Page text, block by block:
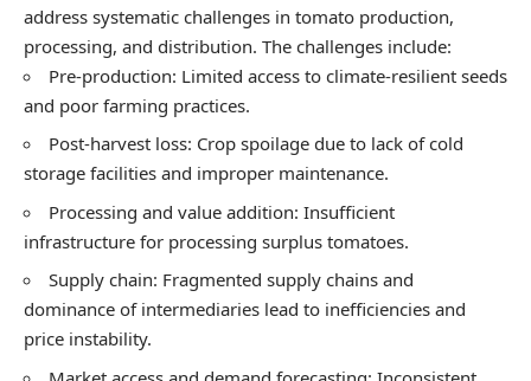
address systematic challenges in tomato production,
processing, and distribution. The challenges include:
Pre-production: Limited access to climate-resilient seeds
and poor farming practices.
Post-harvest loss: Crop spoilage due to lack of cold
storage facilities and improper maintenance.
Processing and value addition: Insufficient
infrastructure for processing surplus tomatoes.
Supply chain: Fragmented supply chains and
dominance of intermediaries lead to inefficiencies and
price instability.